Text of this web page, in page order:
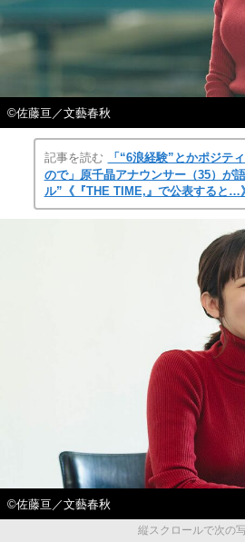
©佐藤亘／文藝春秋
記事を読む
「“6浪経験”とかポジテ
ので」原千晶アナウンサー（35）が
ル”《『THE TIME,』で公表すると…》
©佐藤亘／文藝春秋
縦スクロールで次の